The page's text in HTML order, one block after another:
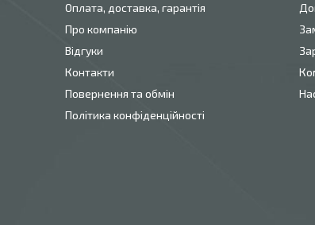
Оплата, доставка, гарантія
Про компанію
Відгуки
Контакти
Повернення та обмін
Політика конфіденційності